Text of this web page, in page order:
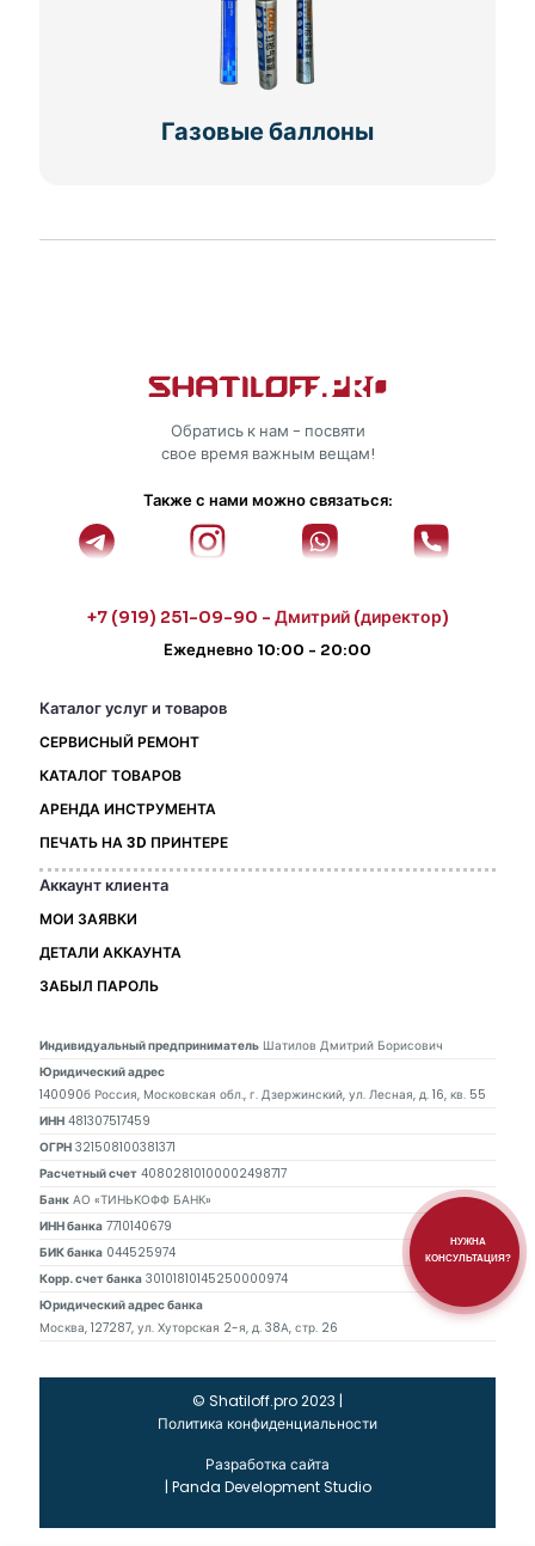
Газовые баллоны
Обратись к нам - посвяти
свое время важным вещам!
Также с нами можно связаться:
+7 (919) 251-09-90 - Дмитрий (директор)
Ежедневно 10:00 - 20:00
Каталог услуг и товаров
СЕРВИСНЫЙ РЕМОНТ
КАТАЛОГ ТОВАРОВ
АРЕНДА ИНСТРУМЕНТА
ПЕЧАТЬ НА 3D ПРИНТЕРЕ
Аккаунт клиента
МОИ ЗАЯВКИ
ДЕТАЛИ АККАУНТА
ЗАБЫЛ ПАРОЛЬ
Индивидуальный предприниматель Шатилов Дмитрий Борисович
Юридический адрес
140090б Россия, Московская обл., г. Дзержинский, ул. Лесная, д. 16, кв. 55
ИНН 481307517459
ОГРН 321508100381371
Расчетный счет 40802810100002498717
Банк АО «ТИНЬКОФФ БАНК»
ИНН банка 7710140679
БИК банка 044525974
Корр. счет банка 30101810145250000974
Юридический адрес банка
Москва, 127287, ул. Хуторская 2-я, д. 38А, стр. 26
НУЖНА
КОНСУЛЬТАЦИЯ?
© Shatiloff.pro 2023 |
Политика конфиденциальности
Разработка сайта
| Panda Development Studio